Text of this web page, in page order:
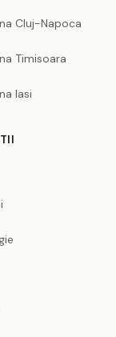
Cluj-Napoca
Timisoara
Iasi